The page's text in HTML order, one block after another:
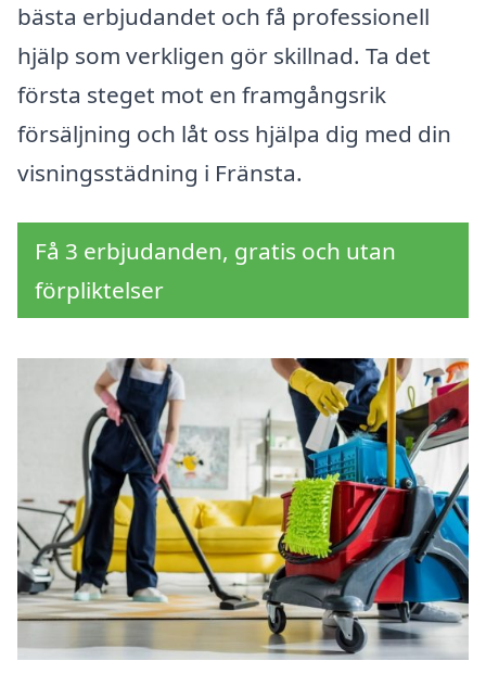
bästa erbjudandet och få professionell
hjälp som verkligen gör skillnad. Ta det
första steget mot en framgångsrik
försäljning och låt oss hjälpa dig med din
visningsstädning i Fränsta.
Få 3 erbjudanden, gratis och utan
förpliktelser